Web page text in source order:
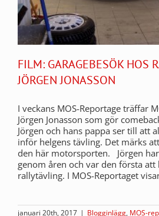
FILM: GARAGEBESÖK HOS
JÖRGEN JONASSON
I veckans MOS-Reportage träffar
Jörgen Jonasson som gör
Jörgen och hans pappa ser till att
inför helgens tävling. Det märks
den här motorsporten. Jörgen
genom åren och var den första att
rallytävling. I MOS-Reportaget
januari 20th, 2017 | Blogginlägg, MOS-